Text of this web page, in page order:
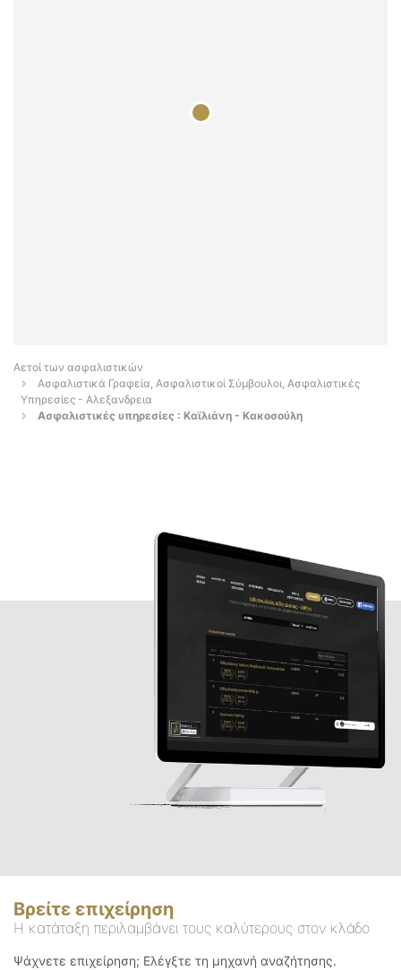
Αετοί των ασφαλιστικών
Ασφαλιστικά Γραφεία, Ασφαλιστικοί Σύμβουλοι, Ασφαλιστικές
Υπηρεσίες - Αλεξανδρεια
Ασφαλιστικές υπηρεσίες : Καϊλιάνη - Κακοσούλη
Βρείτε επιχείρηση
Η κατάταξη περιλαμβάνει τους καλύτερους στον κλάδο
Ψάχνετε επιχείρηση; Ελέγξτε τη μηχανή αναζήτησης.